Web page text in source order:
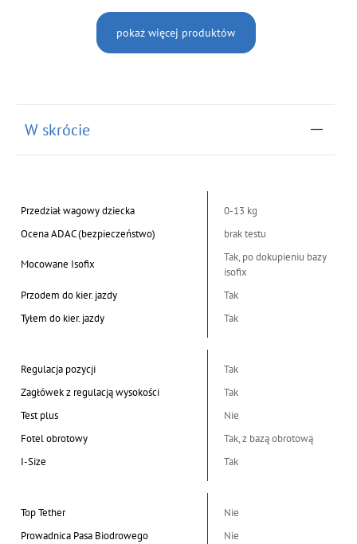
pokaż więcej produktów
W skrócie
Przedział wagowy dziecka
0-13 kg
Ocena ADAC (bezpieczeństwo)
brak testu
Mocowane Isofix
Tak, po dokupieniu bazy
isofix
Przodem do kier. jazdy
Tak
Tyłem do kier. jazdy
Tak
Regulacja pozycji
Tak
Zagłówek z regulacją wysokości
Tak
Test plus
Nie
Fotel obrotowy
Tak, z bazą obrotową
I-Size
Tak
Top Tether
Nie
Prowadnica Pasa Biodrowego
Nie